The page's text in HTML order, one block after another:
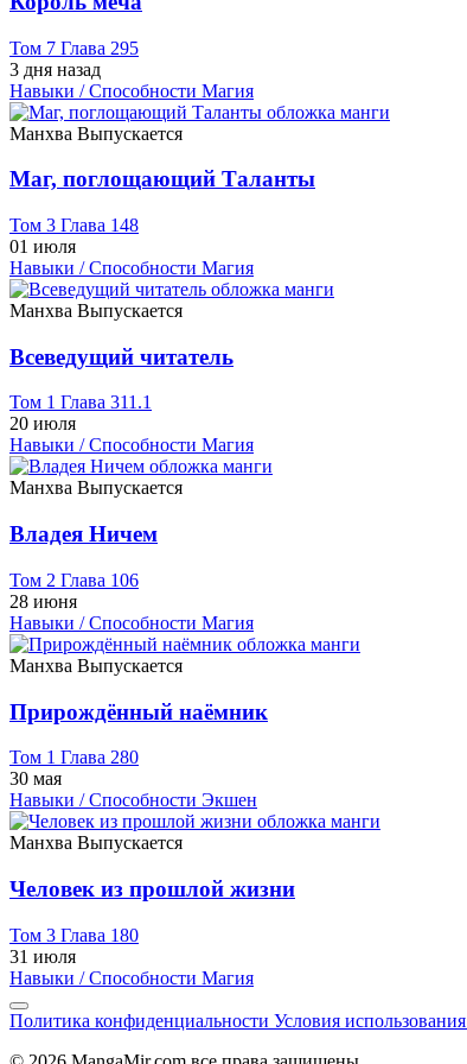
Том 7 Глава 295
3 дня назад
Навыки / Способности Магия
Манхва Выпускается
Маг, поглощающий Таланты
Том 3 Глава 148
01 июля
Навыки / Способности Магия
Манхва Выпускается
Всеведущий читатель
Том 1 Глава 311.1
20 июля
Навыки / Способности Магия
Манхва Выпускается
Владея Ничем
Том 2 Глава 106
28 июня
Навыки / Способности Магия
Манхва Выпускается
Прирождённый наёмник
Том 1 Глава 280
30 мая
Навыки / Способности Экшен
Манхва Выпускается
Человек из прошлой жизни
Том 3 Глава 180
31 июля
Навыки / Способности Магия
Политика конфиденциальности Условия использования